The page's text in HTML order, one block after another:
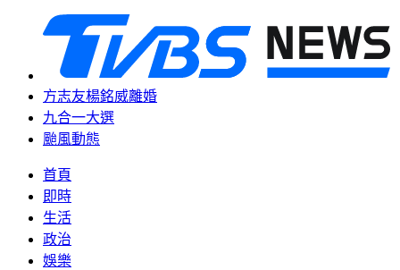
方志友楊銘威離婚
九合一大選
颱風動態
首頁
即時
生活
政治
娛樂